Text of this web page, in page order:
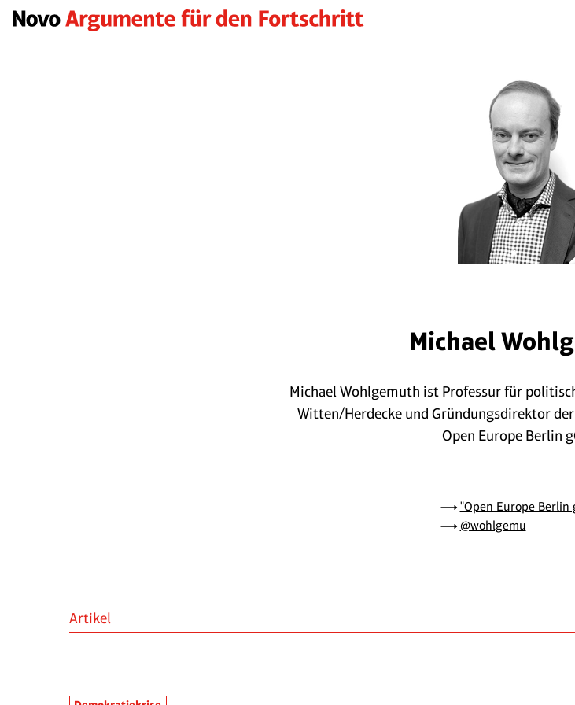
Michael
Michael Wohlgemuth ist Professur für
Witten/Herdecke und Gründungsdirektor
Open Europe Berlin
"Open Europe Berlin
@wohlgemu
Artikel